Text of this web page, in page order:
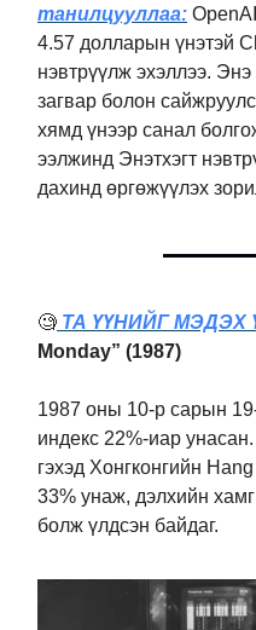
танилцууллаа:
4.57 долларын үнэтэй
нэвтрүүлж эхэллээ. Энэ
загвар болон
хямд үнээр санал
ээлжинд Энэтхэгт
дахинд өргөжүүлэх
🧐 ТА ҮҮНИЙГ МЭДЭХ
Monday” (1987)
1987 оны 10-р сарын
индекс 22%-иар
гэхэд Хонгконгийн
33% унаж, дэлхийн
болж үлдсэн байдаг.